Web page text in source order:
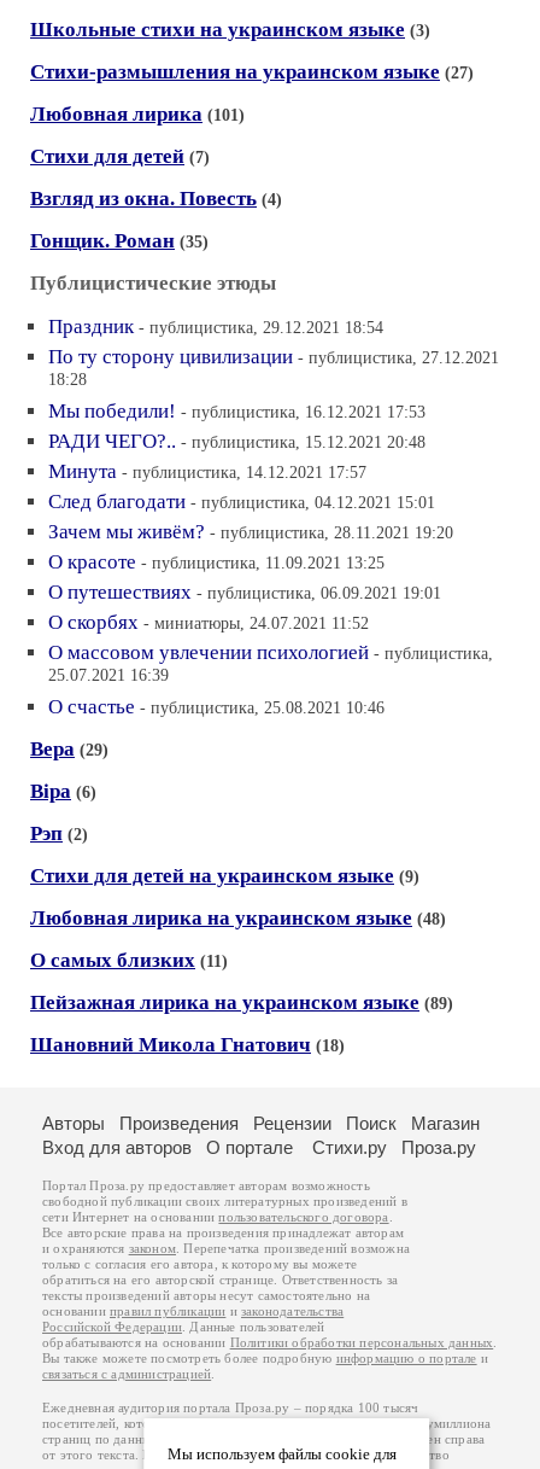
Школьные стихи на украинском языке (3)
Стихи-размышления на украинском языке (27)
Любовная лирика (101)
Стихи для детей (7)
Взгляд из окна. Повесть (4)
Гонщик. Роман (35)
Публицистические этюды
Праздник - публицистика, 29.12.2021 18:54
По ту сторону цивилизации - публицистика, 27.12.2021
18:28
Мы победили! - публицистика, 16.12.2021 17:53
РАДИ ЧЕГО?.. - публицистика, 15.12.2021 20:48
Минута - публицистика, 14.12.2021 17:57
След благодати - публицистика, 04.12.2021 15:01
Зачем мы живём? - публицистика, 28.11.2021 19:20
О красоте - публицистика, 11.09.2021 13:25
О путешествиях - публицистика, 06.09.2021 19:01
О скорбях - миниатюры, 24.07.2021 11:52
О массовом увлечении психологией - публицистика,
25.07.2021 16:39
О счастье - публицистика, 25.08.2021 10:46
Вера (29)
Вiра (6)
Рэп (2)
Стихи для детей на украинском языке (9)
Любовная лирика на украинском языке (48)
О самых близких (11)
Пейзажная лирика на украинском языке (89)
Шановний Микола Гнатович (18)
Мы используем файлы cookie для
Авторы Произведения Рецензии Поиск
Магазин
Вход для авторов
О портале Стихи.ру Проза.ру
Портал Проза.ру предоставляет авторам возможность
свободной публикации своих литературных произведений в
сети Интернет на основаниипользовательского договора
Все авторские права на произведения принадлежат авторам
и охраняются законом . Перепечатка произведений возможна
только с согласия его автора, к которому вы можете
обратиться на его авторской странице. Ответственность за
тексты произведений авторы несут самостоятельно на
основанииправил публикации изаконодательства
Российской Федерации . Данные пользователей
обрабатываются на основании Политики обработки персональных данных
Вы также можете посмотреть более подробную информацию о портале и
связаться с администрацией
Ежедневная аудитория портала Проза.ру – порядка 100 тысяч
посетителей, которые в общей сумме просматривают более полумиллиона
страниц по данным счетчика посещаемости, который расположен справа
от этого текста. В каждой графе указано по две цифры: количество